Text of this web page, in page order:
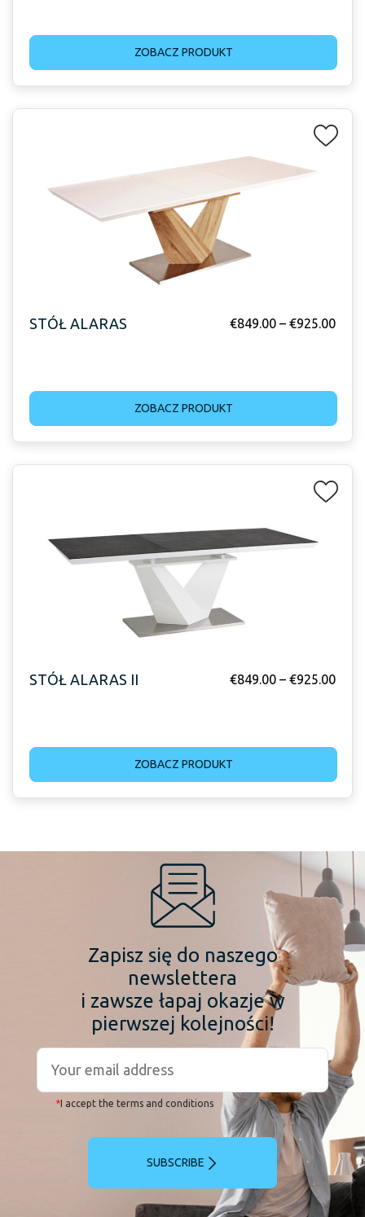
ZOBACZ PRODUKT
STÓŁ ALARAS €849.00 – €925.00
ZOBACZ PRODUKT
STÓŁ ALARAS II €849.00 – €925.00
ZOBACZ PRODUKT
Zapisz się do naszego
newslettera
i zawsze łapaj okazje w
pierwszej kolejności!
*I accept the terms and conditions
SUBSCRIBE